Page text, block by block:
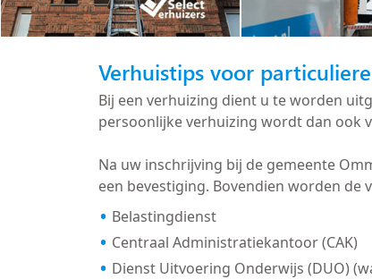
Verhuistips voor
Bij een verhuizing dient u te worden
persoonlijke verhuizing wordt dan ook
Na uw inschrijving bij de gemeente
een bevestiging. Bovendien worden
Belastingdienst
Centraal Administratiekantoor (CAK)
Dienst Uitvoering Onderwijs (DUO)